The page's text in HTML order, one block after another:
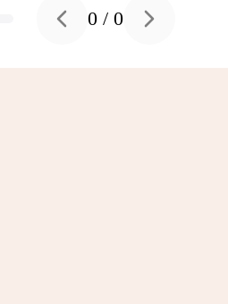
Previous slide
0 /0 Next slide